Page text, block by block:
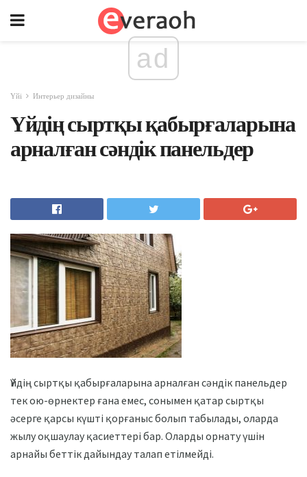
ad
Үйі Интерьер дизайны
Үйдің сыртқы қабырғаларына
арналған сәндік панельдер
Үйдің сыртқы қабырғаларына арналған сәндік панельдер
тек ою-өрнектер ғана емес, сонымен қатар сыртқы
әсерге қарсы күшті қорғаныс болып табылады, оларда
жылу оқшаулау қасиеттері бар. Оларды орнату үшін
арнайы беттік дайындау талап етілмейді.